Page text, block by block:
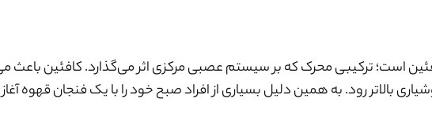
است؛ ترکیبی محرک که بر سیستم عصبی مرکزی اثر می‌گذارد. کافئین باعث
رود. به همین دلیل بسیاری از افراد صبح خود را با یک فنجان قهوه